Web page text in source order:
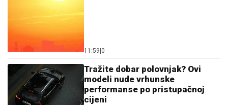
11:59 0
Tražite dobar polovnjak? Ovi
modeli nude vrhunske
performanse po pristupačnoj
cijeni